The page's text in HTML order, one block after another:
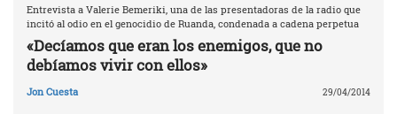
Entrevista a Valerie Bemeriki, una de las presentadoras de la radio que
incitó al odio en el genocidio de Ruanda, condenada a cadena perpetua
«Decíamos que eran los enemigos, que no
debíamos vivir con ellos»
Jon Cuesta 29/04/2014